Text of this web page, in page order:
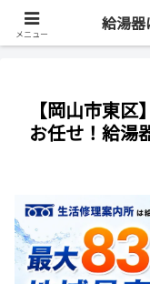
最短
【岡山市東
お任せ！給湯
メニュー
給湯器